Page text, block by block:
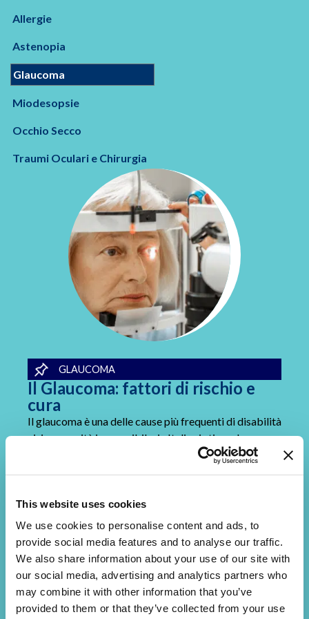
This website uses cookies
We use cookies to personalise content and ads, to
provide social media features and to analyse our traffic.
We also share information about your use of our site with
our social media, advertising and analytics partners who
may combine it with other information that you’ve
provided to them or that they’ve collected from your use
GLAUCOMA
Il Glaucoma: fattori di rischio e
cura
Il glaucoma è una delle cause più frequenti di disabilità
visiva e cecità irreversibile: in Italia si stima che
colpisca oltre un milione di persone. Si tratta di una
CONTINUA A LEGGERE
Allergie
Astenopia
Glaucoma
Miodesopsie
Occhio Secco
Traumi Oculari e Chirurgia